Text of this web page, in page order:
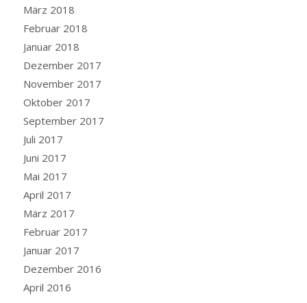
März 2018
Februar 2018
Januar 2018
Dezember 2017
November 2017
Oktober 2017
September 2017
Juli 2017
Juni 2017
Mai 2017
April 2017
März 2017
Februar 2017
Januar 2017
Dezember 2016
April 2016